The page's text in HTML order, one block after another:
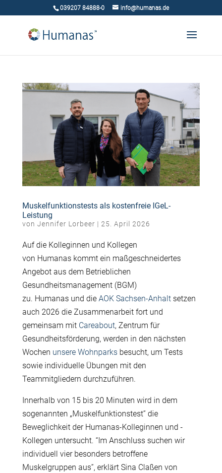
039207 84888-0 info@humanas.de
Muskelfunktionstests als kostenfreie IGeL-
Leistung
von Jennifer Lorbeer | 25. April 2026
Auf die Kolleginnen und Kollegen
von Humanas kommt ein maßgeschneidertes
Angebot aus dem Betrieblichen
Gesundheitsmanagement (BGM)
zu. Humanas und die AOK Sachsen-Anhaltsetzen
auch 2026 die Zusammenarbeit fort und
gemeinsam mit Careabout, Zentrum für
Gesundheitsförderung, werden in den nächsten
Wochen unsere Wohnparksbesucht, um Tests
sowie individuelle Übungen mit den
Teammitgliedern durchzuführen.
Innerhalb von 15 bis 20 Minuten wird in dem
sogenannten „Muskelfunktionstest” die
Beweglichkeit der Humanas-Kolleginnen und -
Kollegen untersucht. “Im Anschluss suchen wir
individuell vier besonders betroffene
Muskelgruppen aus”, erklärt Sina Claßen von